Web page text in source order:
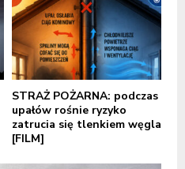
STRAŻ POŻARNA: podczas
upałów rośnie ryzyko
zatrucia się tlenkiem węgla
[FILM]